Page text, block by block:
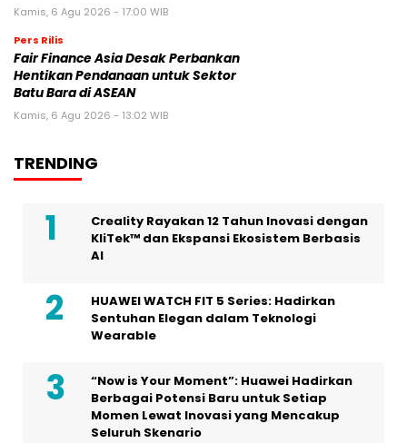
Kamis, 6 Agu 2026 - 17:00 WIB
Pers Rilis
Fair Finance Asia Desak Perbankan
Hentikan Pendanaan untuk Sektor
Batu Bara di ASEAN
Kamis, 6 Agu 2026 - 13:02 WIB
TRENDING
Creality Rayakan 12 Tahun Inovasi dengan
KliTek™ dan Ekspansi Ekosistem Berbasis
AI
HUAWEI WATCH FIT 5 Series: Hadirkan
Sentuhan Elegan dalam Teknologi
Wearable
“Now is Your Moment”: Huawei Hadirkan
Berbagai Potensi Baru untuk Setiap
Momen Lewat Inovasi yang Mencakup
Seluruh Skenario